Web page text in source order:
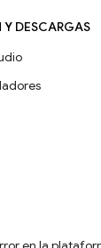
DESCARGAS